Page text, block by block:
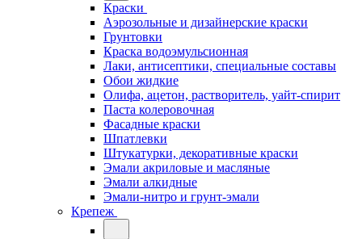
Краски
Аэрозольные и дизайнерские краски
Грунтовки
Краска водоэмульсионная
Лаки, антисептики, специальные составы
Обои жидкие
Олифа, ацетон, растворитель, уайт-спирит
Паста колеровочная
Фасадные краски
Шпатлевки
Штукатурки, декоративные краски
Эмали акриловые и масляные
Эмали алкидные
Эмали-нитро и грунт-эмали
Крепеж